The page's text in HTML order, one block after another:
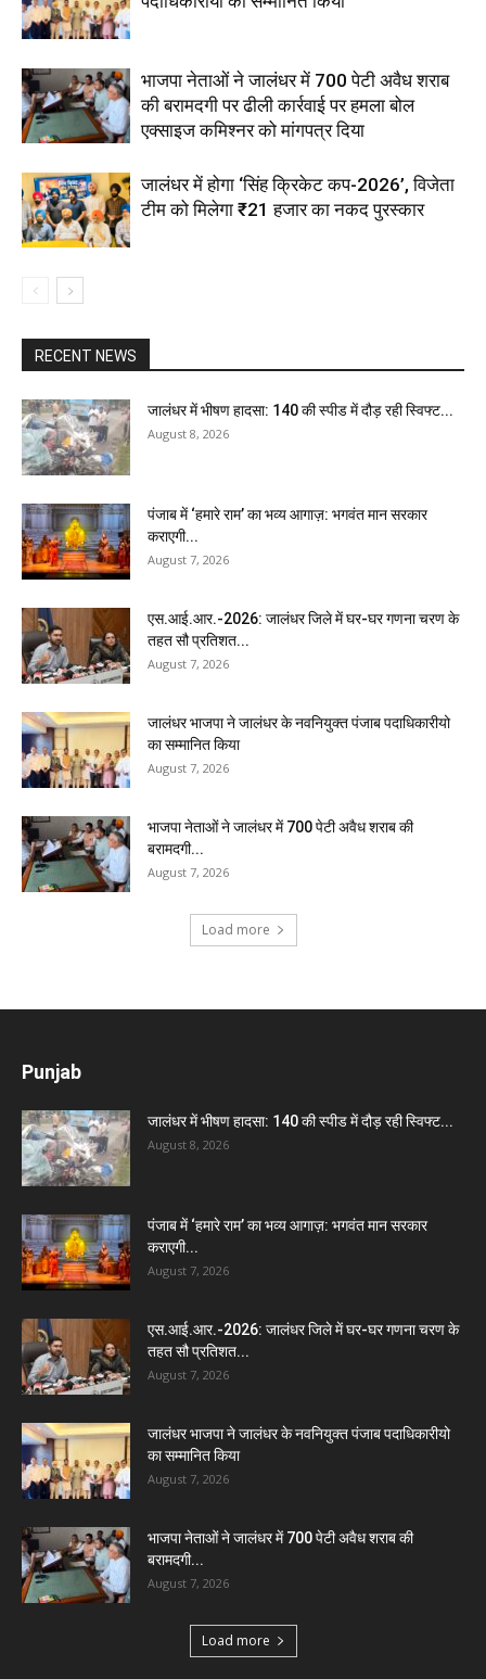
भाजपा नेताओं ने जालंधर में 700 पेटी अवैध शराब
की बरामदगी पर ढीली कार्रवाई पर हमला बोल
एक्साइज कमिश्नर को मांगपत्र दिया
जालंधर में होगा ‘सिंह क्रिकेट कप-2026’, विजेता
टीम को मिलेगा ₹21 हजार का नकद पुरस्कार
RECENT NEWS
जालंधर में भीषण हादसा: 140 की स्पीड में दौड़ रही स्विफ्ट...
August 8, 2026
पंजाब में ‘हमारे राम’ का भव्य आगाज़: भगवंत मान सरकार
कराएगी...
August 7, 2026
एस.आई.आर.-2026: जालंधर जिले में घर-घर गणना चरण के
तहत सौ प्रतिशत...
August 7, 2026
जालंधर भाजपा ने जालंधर के नवनियुक्त पंजाब पदाधिकारीयो
का सम्मानित किया
August 7, 2026
भाजपा नेताओं ने जालंधर में 700 पेटी अवैध शराब की
बरामदगी...
August 7, 2026
Load more
Punjab
जालंधर में भीषण हादसा: 140 की स्पीड में दौड़ रही स्विफ्ट...
August 8, 2026
पंजाब में ‘हमारे राम’ का भव्य आगाज़: भगवंत मान सरकार
कराएगी...
August 7, 2026
एस.आई.आर.-2026: जालंधर जिले में घर-घर गणना चरण के
तहत सौ प्रतिशत...
August 7, 2026
जालंधर भाजपा ने जालंधर के नवनियुक्त पंजाब पदाधिकारीयो
का सम्मानित किया
August 7, 2026
भाजपा नेताओं ने जालंधर में 700 पेटी अवैध शराब की
बरामदगी...
August 7, 2026
Load more